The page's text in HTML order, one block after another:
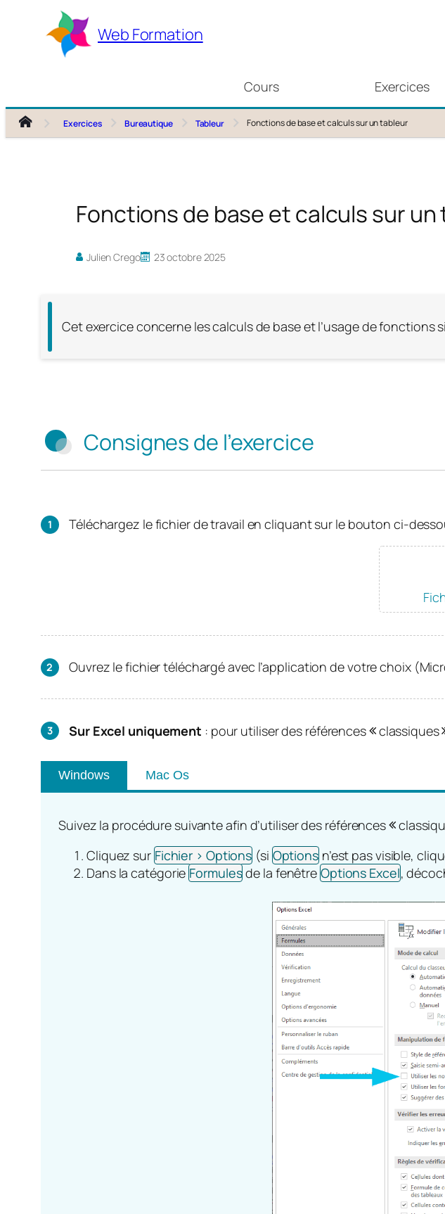
Web Formation
Cours Exercices
Exercices Bureautique Tableur Fonctions de base et calculs sur un tableur
Fonctions de base et calculs sur
Julien Crego 23 octobre 2025
Cet exercice concerne les calculs de base et l’usage de fonctions
Consignes de l’exercice
Téléchargez le fichier de travail en cliquant sur le bouton ci-
Ouvrez le fichier téléchargé avec l’application de votre choix
Sur Excel uniquement : pour utiliser des références classiques
Windows
Suivez la procédure suivante afin d’utiliser des références
Cliquez sur Fichier > Options (si Options n’est pas visible,
Dans la catégorie Formules de la fenêtre Options Excel,
Mac Os